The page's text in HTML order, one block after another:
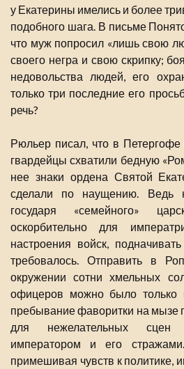
у Екатерины имелись и более
подобного шага. В письме
что муж попросил «лишь свою
своего негра и свою скрипку;
недовольства людей, его
только три последние его
речь?
Рюльер писал, что в
гвардейцы схватили бедную
нее знаки ордена Святой
сделали по наущению. Ведь
государя «семейного»
оскорбительно для
настроения войск,
требовалось. Отправить в
окружении сотни хмельных
офицеров можно было только
пребывание фаворитки на мызе
для нежелательных сцен
императором и его
примешивая чувств к политике,